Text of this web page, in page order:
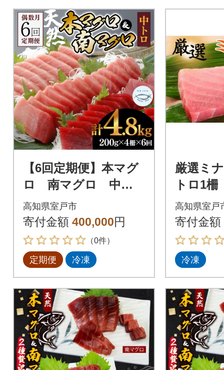
【6回定期便】本マグ
ロ 南マグロ 中ト
ロ 各2柵 偶数月に
お届け
高知県室戸市
寄付金額 400,000円
（0件）
定期便 冷凍
厳選ミ
トロ1
高知県室戸
寄付金額
冷凍